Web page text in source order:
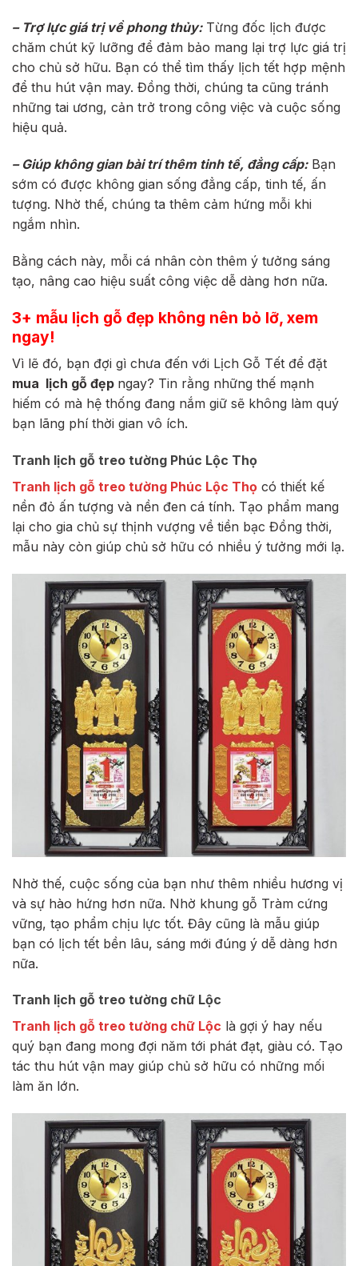
– Trợ lực giá trị về phong thủy:Từng đốc lịch được
chăm chút kỹ lưỡng để đảm bảo mang lại trợ lực giá trị
cho chủ sở hữu. Bạn có thể tìm thấy lịch tết hợp mệnh
để thu hút vận may. Đồng thời, chúng ta cũng tránh
những tai ương, cản trở trong công việc và cuộc sống
hiệu quả.
– Giúp không gian bài trí thêm tinh tế, đẳng cấp: Bạn
sớm có được không gian sống đẳng cấp, tinh tế, ấn
tượng. Nhờ thế, chúng ta thêm cảm hứng mỗi khi
ngắm nhìn.
Bằng cách này, mỗi cá nhân còn thêm ý tưởng sáng
tạo, nâng cao hiệu suất công việc dễ dàng hơn nữa.
3+ mẫu lịch gỗ đẹp không nên bỏ lỡ, xem
ngay!
Vì lẽ đó, bạn đợi gì chưa đến với Lịch Gỗ Tết để đặt
mua lịch gỗ đẹp ngay? Tin rằng những thế mạnh
hiếm có mà hệ thống đang nắm giữ sẽ không làm quý
bạn lãng phí thời gian vô ích.
Tranh lịch gỗ treo tường Phúc Lộc Thọ
Tranh lịch gỗ treo tường Phúc Lộc Thọ có thiết kế
nền đỏ ấn tượng và nền đen cá tính. Tạo phẩm mang
lại cho gia chủ sự thịnh vượng về tiền bạc Đồng thời,
mẫu này còn giúp chủ sở hữu có nhiều ý tưởng mới lạ.
Nhờ thế, cuộc sống của bạn như thêm nhiều hương vị
và sự hào hứng hơn nữa. Nhờ khung gỗ Tràm cứng
vững, tạo phẩm chịu lực tốt. Đây cũng là mẫu giúp
bạn có lịch tết bền lâu, sáng mới đúng ý dễ dàng hơn
nữa.
Tranh lịch gỗ treo tường chữ Lộc
Tranh lịch gỗ treo tường chữ Lộc là gợi ý hay nếu
quý bạn đang mong đợi năm tới phát đạt, giàu có. Tạo
tác thu hút vận may giúp chủ sở hữu có những mối
làm ăn lớn.